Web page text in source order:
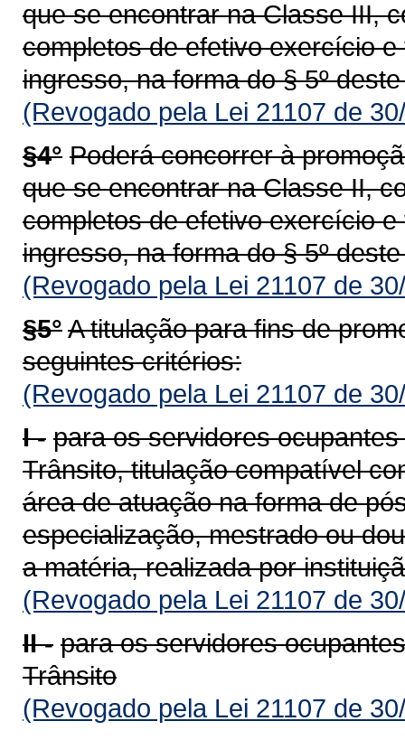
que se encontrar na Classe III,
completos de efetivo exercício
ingresso, na forma do § 5º
(Revogado pela Lei 21107 de
§4° Poderá concorrer à
que se encontrar na Classe II,
completos de efetivo exercício
ingresso, na forma do § 5º
(Revogado pela Lei 21107 de
§5°A titulação para fins de
seguintes critérios:
(Revogado pela Lei 21107 de
I - para os servidores
Trânsito, titulação compatível
área de atuação na forma de
especialização, mestrado ou
a matéria, realizada por
(Revogado pela Lei 21107 de
II - para os servidores
Trânsito
(Revogado pela Lei 21107 de